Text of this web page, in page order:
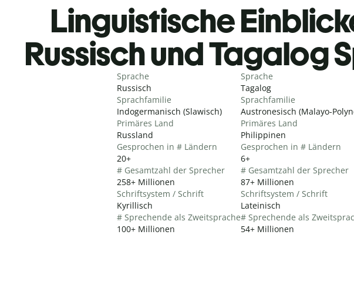
Linguistische
Russisch und Tagalog
Sprache
Russisch
Sprachfamilie
Indogermanisch (Slawisch)
Primäres Land
Russland
Gesprochen in # Ländern
20+
# Gesamtzahl der Sprecher
258+ Millionen
Schriftsystem / Schrift
Kyrillisch
# Sprechende als Zweitsprache
100+ Millionen
Sprache
Tagalog
Sprachfamilie
Austronesisch (Malayo-
Primäres Land
Philippinen
Gesprochen in # Ländern
6+
# Gesamtzahl der Sprecher
87+ Millionen
Schriftsystem / Schrift
Lateinisch
# Sprechende als
54+ Millionen